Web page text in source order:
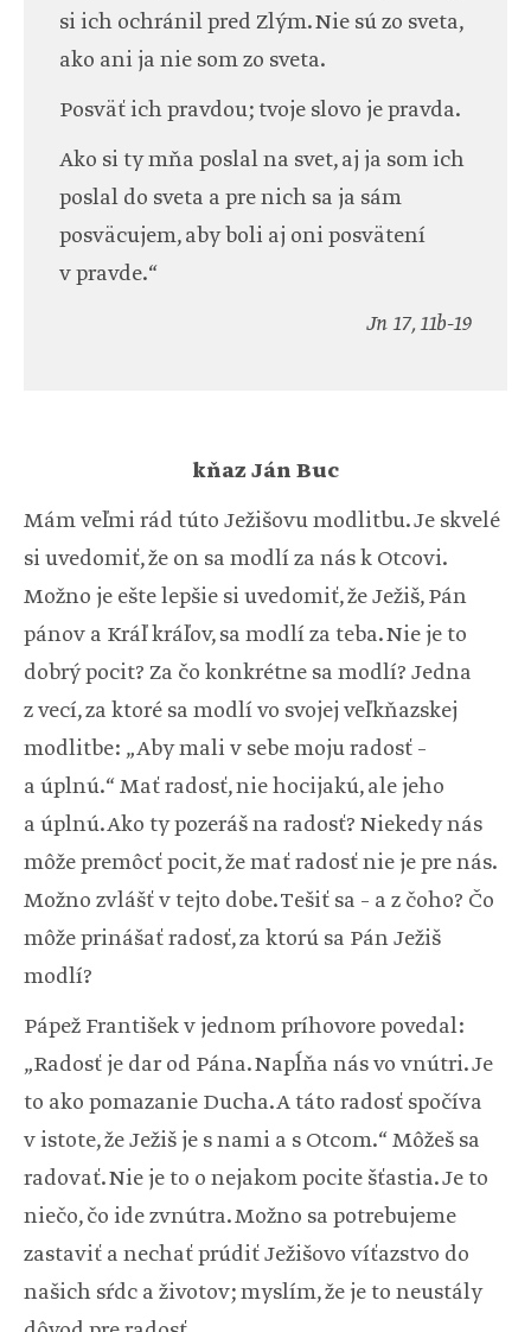
si ich ochránil pred Zlým. Nie sú zo sveta,
ako ani ja nie som zo sveta.
Posväť ich pravdou; tvoje slovo je pravda.
Ako si ty mňa poslal na svet, aj ja som ich
poslal do sveta a pre nich sa ja sám
posväcujem, aby boli aj oni posvätení
v pravde.“
Jn 17, 11b-19
kňaz Ján Buc
Mám veľmi rád túto Ježišovu modlitbu. Je skvelé
si uvedomiť, že on sa modlí za nás k Otcovi.
Možno je ešte lepšie si uvedomiť, že Ježiš, Pán
pánov a Kráľ kráľov, sa modlí za teba. Nie je to
dobrý pocit? Za čo konkrétne sa modlí? Jedna
z vecí, za ktoré sa modlí vo svojej veľkňazskej
modlitbe: „Aby mali v sebe moju radosť –
a úplnú.“ Mať radosť, nie hocijakú, ale jeho
a úplnú. Ako ty pozeráš na radosť? Niekedy nás
môže premôcť pocit, že mať radosť nie je pre nás.
Možno zvlášť v tejto dobe. Tešiť sa – a z čoho? Čo
môže prinášať radosť, za ktorú sa Pán Ježiš
modlí?
Pápež František v jednom príhovore povedal:
„Radosť je dar od Pána. Napĺňa nás vo vnútri. Je
to ako pomazanie Ducha. A táto radosť spočíva
v istote, že Ježiš je s nami a s Otcom.“ Môžeš sa
radovať. Nie je to o nejakom pocite šťastia. Je to
niečo, čo ide zvnútra. Možno sa potrebujeme
zastaviť a nechať prúdiť Ježišovo víťazstvo do
našich sŕdc a životov; myslím, že je to neustály